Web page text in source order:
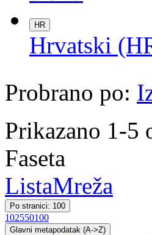
HR
Hrvatski
Probrano po:
Prikazano 1-5
Faseta
ListaMreža
Po stranici: 100
102550100
Glavni metapodatak (A->Z)